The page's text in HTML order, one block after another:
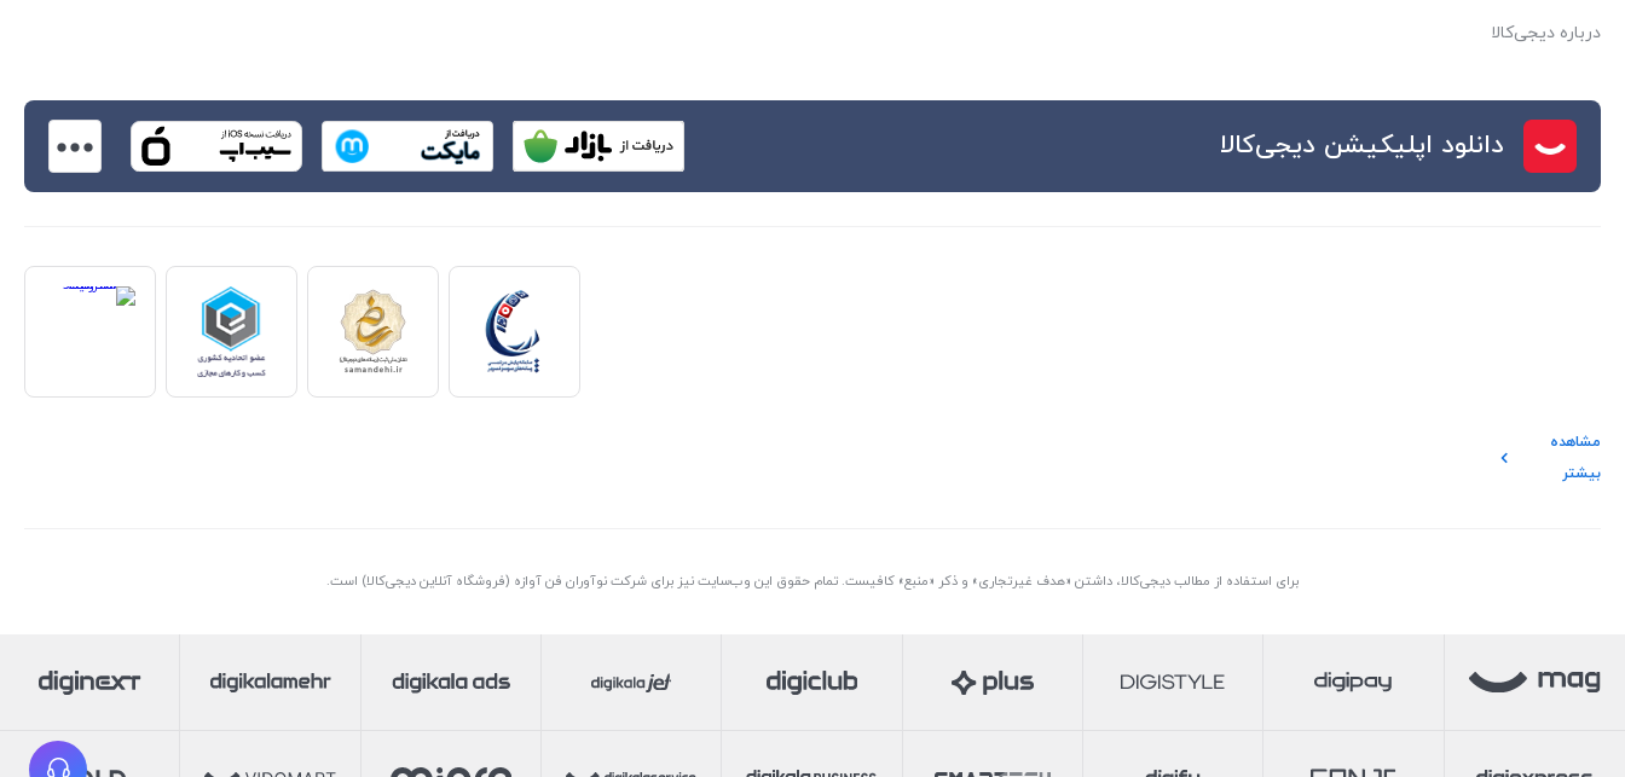
درباره دیجی‌کالا
دانلود اپلیکیشن دیجی‌کالا
اطلاعات بیشتر
مشاهده
بیشتر
برای استفاده از مطالب دیجی‌کالا، داشتن «هدف غیرتجاری» و ذکر «منبع» کافیست. تمام حقوق اين وب‌سايت نیز برای شرکت نوآوران فن آوازه (فروشگاه آنلاین دیجی‌کالا) است.